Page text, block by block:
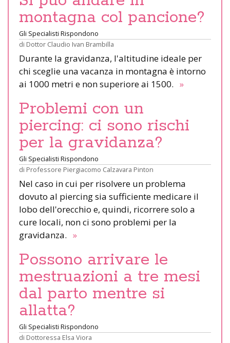
montagna col pancione?
Gli Specialisti Rispondono
di Dottor Claudio Ivan Brambilla
Durante la gravidanza, l'altitudine ideale per
chi sceglie una vacanza in montagna è intorno
ai 1000 metri e non superiore ai 1500. »
Problemi con un
piercing: ci sono rischi
per la gravidanza?
Gli Specialisti Rispondono
di Professore Piergiacomo Calzavara Pinton
Nel caso in cui per risolvere un problema
dovuto al piercing sia sufficiente medicare il
lobo dell'orecchio e, quindi, ricorrere solo a
cure locali, non ci sono problemi per la
gravidanza. »
Possono arrivare le
mestruazioni a tre mesi
dal parto mentre si
allatta?
Gli Specialisti Rispondono
di Dottoressa Elsa Viora